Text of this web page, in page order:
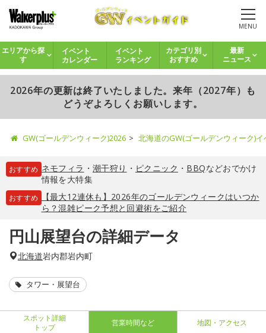
MENU
エリアから探
す
イベント
カレンダー
イベント
ランキング
カテゴリ別
おすすめ
最新
ニュース
2026年の更新は終了いたしました。来年（2027年）も
どうぞよろしくお願いします。
GW(ゴールデンウィーク)2026 北海道のGW(ゴールデンウィーク)
おすすめ ネモフィラ ・ 潮干狩り ・ ピクニック ・ BBQなどおでかけ
情報を大特集
おすすめ
【最大12連休も】2026年のゴールデンウィークはいつか
ら？混雑ピーク予想と回避術をご紹介
円山展望台の詳細データ
北海道岩内郡岩内町
タワー・展望台
スポット詳細
トップ
営業時間など 地図・アクセス